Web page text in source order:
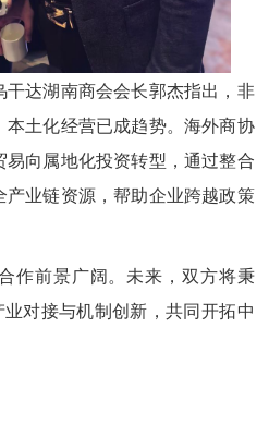
干达湖南商会会长郭杰指出，非
土化经营已成趋势。海外商协
向属地化投资转型，通过整合
业链资源，帮助企业跨越政策
作前景广阔。未来，双方将秉
对接与机制创新，共同开拓中